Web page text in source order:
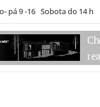
pá 9 -16 Sobota do 14 h